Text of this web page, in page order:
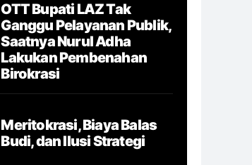
OTT Bupati LAZ Tak
Ganggu Pelayanan Publik,
Saatnya Nurul Adha
Lakukan Pembenahan
Birokrasi
Meritokrasi, Biaya Balas
Budi, dan Ilusi Strategi